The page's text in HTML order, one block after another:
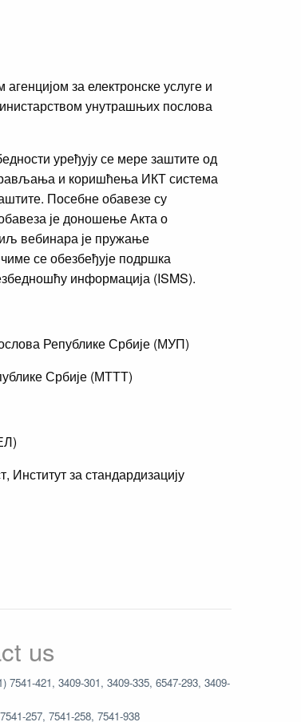
за електронске услуге и
унутрашњих послова
уређују се мере заштите од
и коришћења ИКТ система
Посебне обавезе су
је доношење Акта о
вебинара је пружање
се обезбеђује подршка
информација (ISMS).
Републике Србије (МУП)
Србије (МТТТ)
за стандардизацију
us
7541-421, 3409-301, 3409-335, 6547-293, 3409-
257, 7541-258, 7541-938